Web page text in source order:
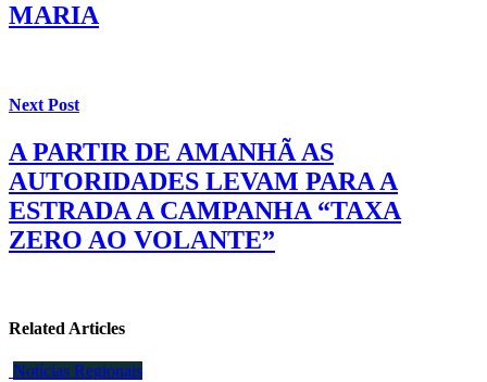
MARIA
Next Post
A PARTIR DE AMANHÃ AS
AUTORIDADES LEVAM PARA A
ESTRADA A CAMPANHA “TAXA
ZERO AO VOLANTE”
Related Articles
Notícias Regionais